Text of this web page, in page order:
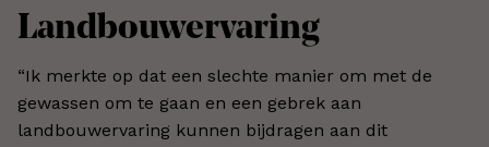
Landbouwervaring
“Ik merkte op dat een slechte manier om met de
gewassen om te gaan en een gebrek aan
landbouwervaring kunnen bijdragen aan dit